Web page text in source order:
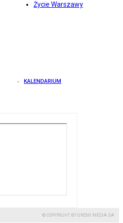
Życie Warszawy
KALENDARIUM
© COPYRIGHT BY GREMI MEDIA SA